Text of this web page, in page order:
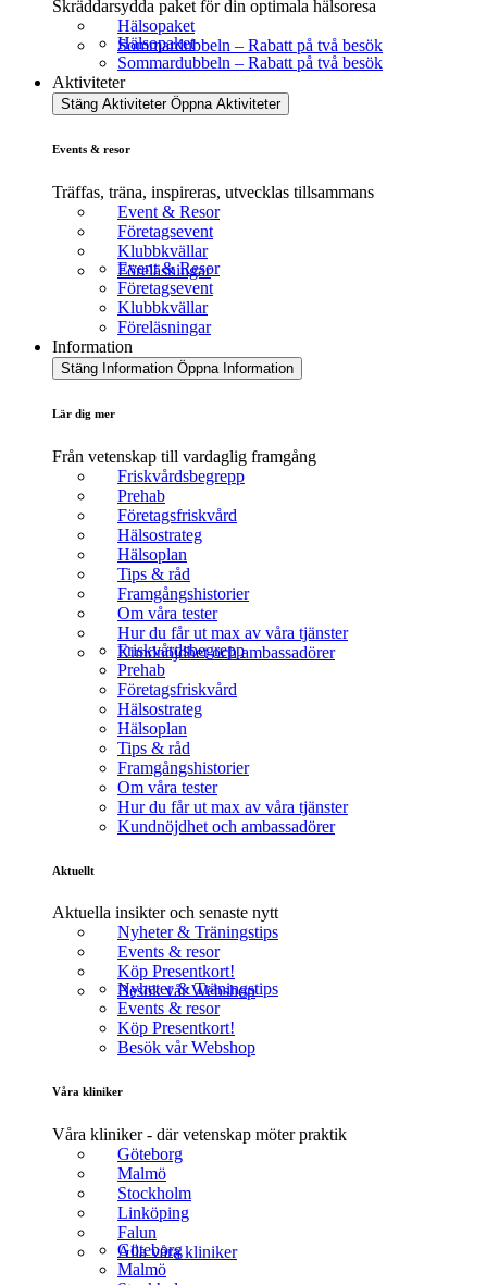
Skräddarsydda paket för din optimala hälsoresa
Hälsopaket
Sommardubbeln – Rabatt på två besök
Hälsopaket
Sommardubbeln – Rabatt på två besök
Aktiviteter
Stäng Aktiviteter Öppna Aktiviteter
Events & resor
Träffas, träna, inspireras, utvecklas tillsammans
Event & Resor
Företagsevent
Klubbkvällar
Föreläsningar
Event & Resor
Företagsevent
Klubbkvällar
Föreläsningar
Information
Stäng Information Öppna Information
Lär dig mer
Från vetenskap till vardaglig framgång
Friskvårdsbegrepp
Prehab
Företagsfriskvård
Hälsostrateg
Hälsoplan
Tips & råd
Framgångshistorier
Om våra tester
Hur du får ut max av våra tjänster
Kundnöjdhet och ambassadörer
Friskvårdsbegrepp
Prehab
Företagsfriskvård
Hälsostrateg
Hälsoplan
Tips & råd
Framgångshistorier
Om våra tester
Hur du får ut max av våra tjänster
Kundnöjdhet och ambassadörer
Aktuellt
Aktuella insikter och senaste nytt
Nyheter & Träningstips
Events & resor
Köp Presentkort!
Besök vår Webshop
Nyheter & Träningstips
Events & resor
Köp Presentkort!
Besök vår Webshop
Våra kliniker
Våra kliniker - där vetenskap möter praktik
Göteborg
Malmö
Stockholm
Linköping
Falun
Alla våra kliniker
Göteborg
Malmö